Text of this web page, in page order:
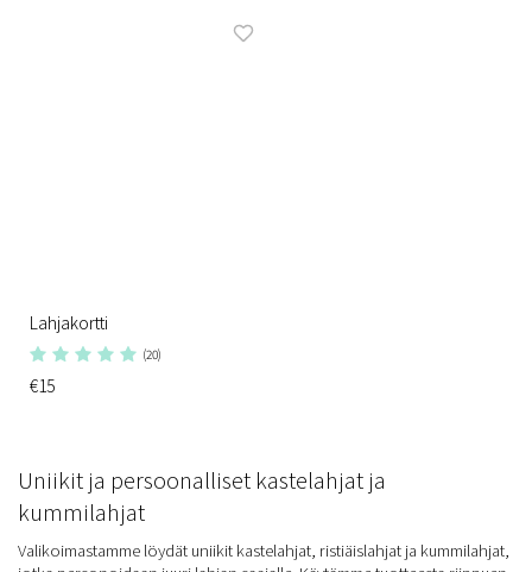
Lahjakortti
(20)
€15
Uniikit ja persoonalliset kastelahjat ja
kummilahjat
Valikoimastamme löydät uniikit kastelahjat, ristiäislahjat ja kummilahjat,